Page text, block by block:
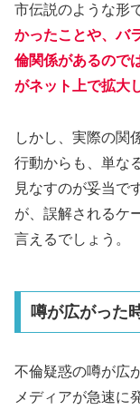
市伝説のような形
かったことや、バ
倫関係があるので
がネット上で拡大
しかし、実際の関
行動からも、単な
見なすのが妥当で
が、誤解されるケ
言えるでしょう。
噂が広がった
不倫疑惑の噂が広
メディアが急速に